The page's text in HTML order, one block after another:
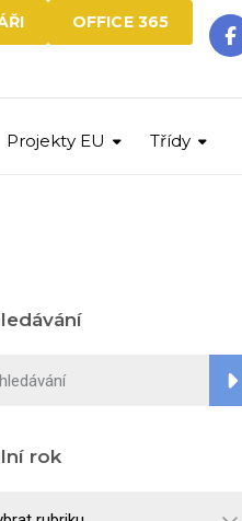
OFFICE 365
Projekty EU Třídy
rok